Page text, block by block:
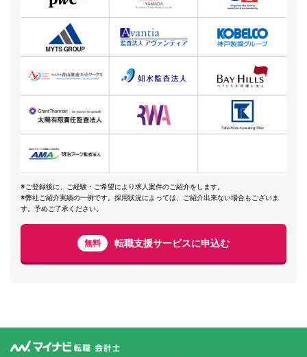
※ご登録後に、ご経験・ご希望により求人案件のご紹介をします。
※弊社ご紹介実績の一例です。採用状況によっては、ご紹介出来ない場合もございま
す。予めご了承ください。
無料 転職支援サービスに申込む